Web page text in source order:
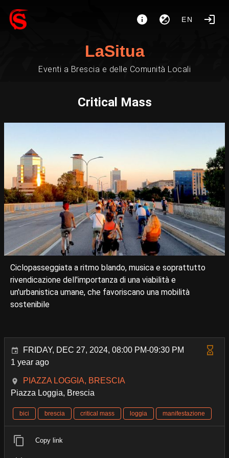
EN
LaSitua
Eventi a Brescia e delle Comunità Locali
Critical Mass
Ciclopasseggiata a ritmo blando, musica e soprattutto
rivendicazione dell'importanza di una viabilità e
un'urbanistica umane, che favoriscano una mobilità
sostenibile
FRIDAY, DEC 27, 2024, 08:00 PM-09:30 PM
1 year ago
PIAZZA LOGGIA, BRESCIA
Piazza Loggia, Brescia
bici brescia critical mass loggia manifestazione
Copy link